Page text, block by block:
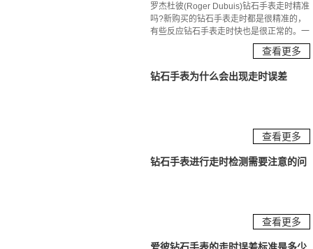
罗杰杜彼(Roger Dubuis)钻石手表走时精准
吗?新购买的钻石手表走时都是很精准的，
有些反应钻石手表走时快也是很正常的。一
般新购买的钻石手表走时都是偏快的，一般
使用一段时间就会走时正常的。查看更多
钻石手表为什么会出现走时误差
查看更多
钻石手表进行走时检测需要注意的问
查看更多